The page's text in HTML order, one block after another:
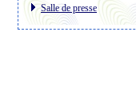
Salle de presse